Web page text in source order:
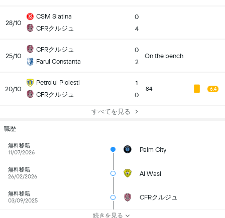
28/10
CSM Slatina
CFRクルジュ
0
4
25/10
CFRクルジュ
Farul Constanta
0
2
On the bench
20/10
Petrolul Ploiesti
CFRクルジュ
1
0
84 6.4
すべてを見る
職歴
無料移籍
11/07/2026
Palm City
無料移籍
26/02/2026
Al Wasl
無料移籍
03/09/2025
CFRクルジュ
続きを見る